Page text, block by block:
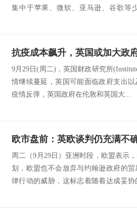
集中于苹果、微软、亚马逊、谷歌等
9月29日(周二)，英国财政研究所
情继续蔓延，英国可能面临政府支出
疫情反弹，英国政府在伦敦和英国大...
周二（9月29日）亚洲时段，欧盟表示
划，欧盟也不会放弃与约翰逊政府的
律行动的威胁，这标志着随着达成妥